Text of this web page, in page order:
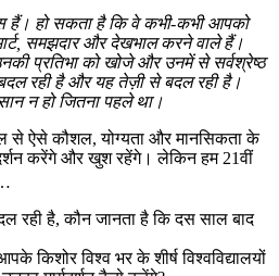
हो सकता है कि वे कभी-कभी आपको
समझदार और देखभाल करने वाले हैं।
प्रतिभा को खोजे और उनमें से सर्वश्रेष्ठ
रही है और यह तेज़ी से बदल रही है।
न हो जितना पहले था।
ऐसे कौशल, योग्यता और मानसिकता के
करेंगे और खुश रहेंगे। लेकिन हम 21वीं
रही है, कौन जानता है कि दस साल बाद
किशोर विश्व भर के शीर्ष विश्वविद्यालयों